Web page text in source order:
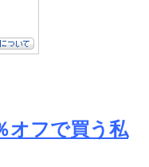
オフで買う私